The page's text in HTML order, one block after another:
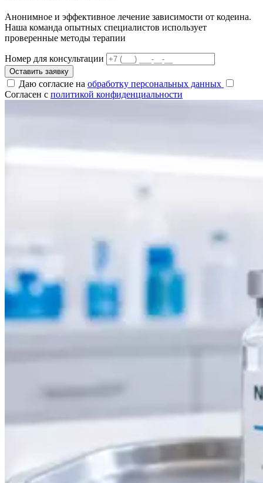
Анонимное и эффективное лечение зависимости от кодеина.
Наша команда опытных специалистов использует
проверенные методы терапии
Номер для консультации
Оставить заявку
Даю согласие на обработку персональных данных
Согласен с политикой конфиденциальности